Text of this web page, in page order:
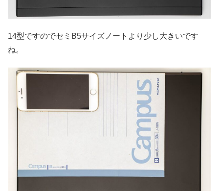
14型ですのでセミB5サイズノートより少し大きいです
ね。